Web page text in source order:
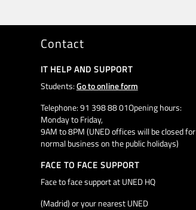
Contact
IT HELP AND SUPPORT
Students:Go to online form
Telephone: 91 398 88 01Opening hours:
Monday to Friday,
9AM to 8PM (UNED offices will be closed for
normal business on the public holidays)
FACE TO FACE SUPPORT
Face to face support at UNED HQ
(Madrid) or your nearest UNED